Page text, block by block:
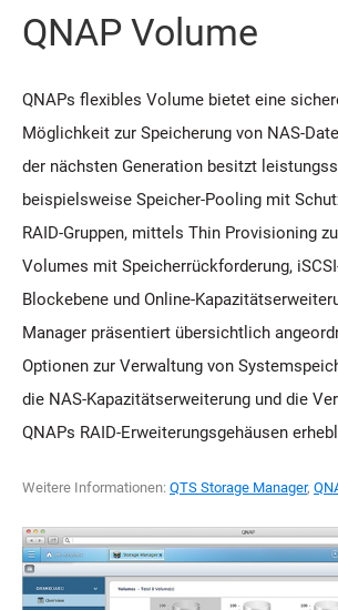
QNAP Volume
QNAPs flexibles Volume bietet eine
Möglichkeit zur Speicherung von NAS-
der nächsten Generation besitzt
beispielsweise Speicher-Pooling mit
RAID-Gruppen, mittels Thin Provisioning
Volumes mit Speicherrückforderung,
Blockebene und Online-
Manager präsentiert übersichtlich
Optionen zur Verwaltung von
die NAS-Kapazitätserweiterung und die
QNAPs RAID-Erweiterungsgehäusen
Weitere Informationen: QTS Storage Manager,